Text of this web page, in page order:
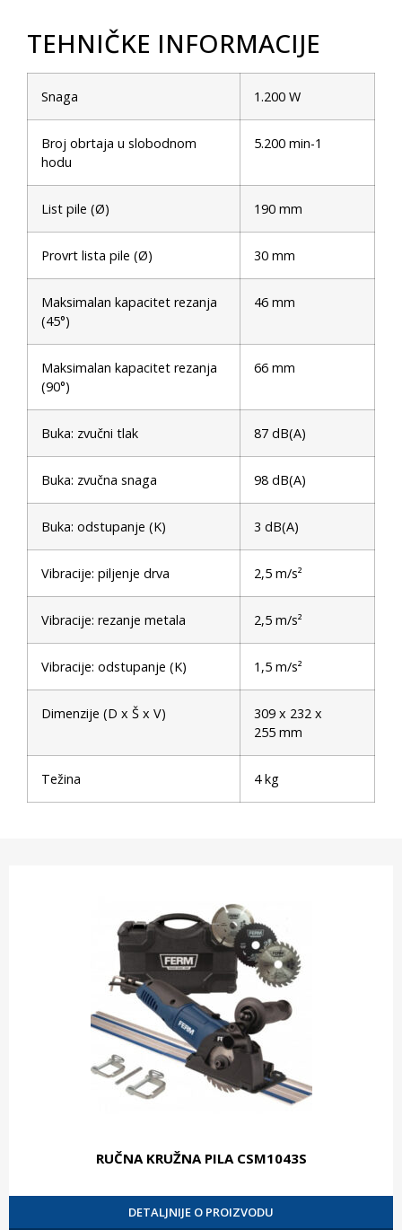
TEHNIČKE INFORMACIJE
Snaga 1.200 W
Broj obrtaja u slobodnom
hodu
5.200 min-1
List pile (Ø) 190 mm
Provrt lista pile (Ø) 30 mm
Maksimalan kapacitet rezanja
(45°)
46 mm
Maksimalan kapacitet rezanja
(90°)
66 mm
Buka: zvučni tlak 87 dB(A)
Buka: zvučna snaga 98 dB(A)
Buka: odstupanje (K) 3 dB(A)
Vibracije: piljenje drva 2,5 m/s²
Vibracije: rezanje metala 2,5 m/s²
Vibracije: odstupanje (K) 1,5 m/s²
Dimenzije (D x Š x V)
309 x 232 x
255 mm
Težina 4 kg
RUČNA KRUŽNA PILA CSM1043S
DETALJNIJE O PROIZVODU